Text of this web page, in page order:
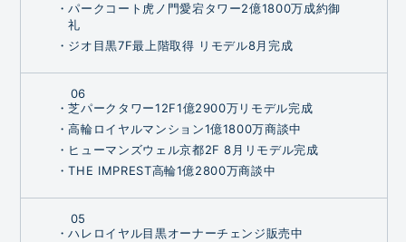
・パークコート虎ノ門愛宕タワー2億1800万成約御
礼
・ジオ目黒7F最上階取得 リモデル8月完成
06
・芝パークタワー12F1億2900万リモデル完成
・高輪ロイヤルマンション1億1800万商談中
・ヒューマンズウェル京都2F 8月リモデル完成
・THE IMPREST高輪1億2800万商談中
05
・ハレロイヤル目黒オーナーチェンジ販売中